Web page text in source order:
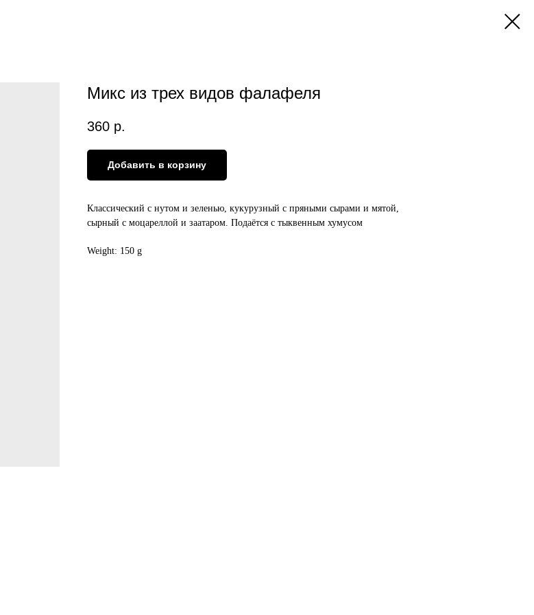
Микс из трех видов фалафеля
360 р.
Добавить в корзину
Классический с нутом и зеленью, кукурузный с пряными сырами и мятой,
сырный с моцареллой и заатаром. Подаётся с тыквенным хумусом
Weight: 150 g